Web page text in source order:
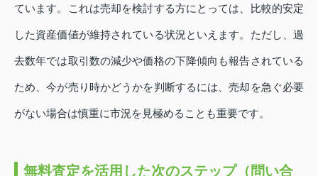
ています。これは売却を検討する方にとっては、比較的安定
した資産価値が維持されている状況といえます。ただし、過
去数年では取引数の減少や価格の下降傾向も報告されている
ため、今が売り時かどうかを判断するには、売却を急ぐ必要
がない場合は慎重に市況を見極めることも重要です。
無料査定を活用した次のステップ（問い合